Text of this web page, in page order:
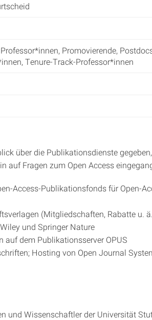
Promovierende,
Tenure-Track-Professor*innen
über die Publikationsdienste
auf Fragen zum Open Access
Access-Publikationsfonds für Open-
(Mitgliedschaften, Rabatte u.
und Springer Nature
auf dem Publikationsserver OPUS
Hosting von Open Journal
und Wissenschaftler der Universität